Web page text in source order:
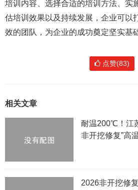
培训内容、选择合适的培训方法、实
估培训效果以及持续发展，企业可以
效的团队，为企业的成功奠定坚实基
点赞(83)
相关文章
耐温200℃！江
非开挖修复”高
2026非开挖修